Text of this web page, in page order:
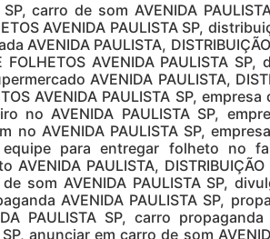
carro de som AVENIDA
AVENIDA PAULISTA SP,
AVENIDA PAULISTA,
AVENIDA PAULISTA
AVENIDA PAULISTA,
AVENIDA PAULISTA SP,
no AVENIDA PAULISTA SP,
no AVENIDA PAULISTA SP,
equipe para entregar folheto no
PAULISTA, DISTRIBUIÇÃO
som AVENIDA PAULISTA SP,
AVENIDA PAULISTA SP,
PAULISTA SP, carro propaganda
anunciar em carro de som